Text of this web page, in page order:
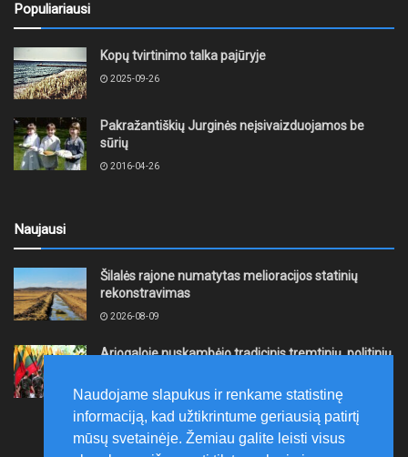
Populiariausi
Kopų tvirtinimo talka pajūryje
2025-09-26
Pakražantiškių Jurginės neįsivaizduojamos be
sūrių
2016-04-26
Naujausi
Šilalės rajone numatytas melioracijos statinių
rekonstravimas
2026-08-09
Ariogaloje nuskambėjo tradicinis tremtinių, politinių
širdy“
2026-08-08
Naudojame slapukus ir renkame statistinę
informaciją, kad užtikrintume geriausią patirtį
mūsų svetainėje. Žemiau galite leisti visus